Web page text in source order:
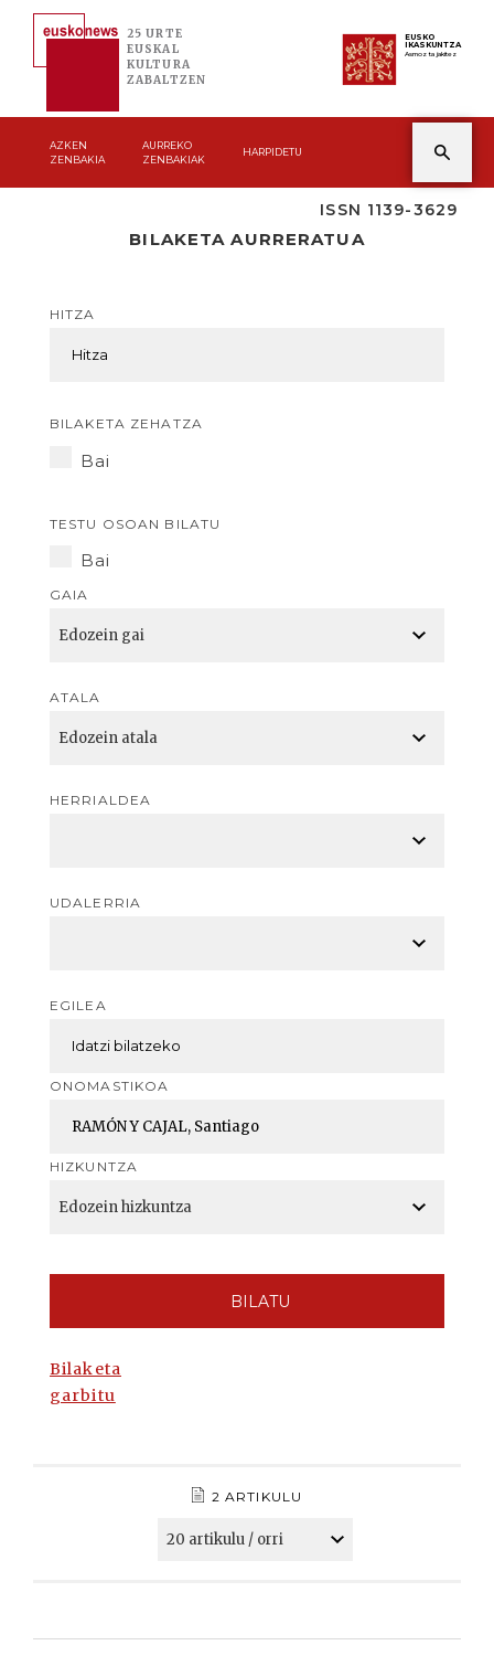
25 URTE
EUSKAL
KULTURA
ZABALTZEN
EUSKO
IKASKUNTZA
Asmoz ta jakitez
AZKEN
ZENBAKIA
AURREKO
ZENBAKIAK
HARPIDETU
ISSN 1139-3629
BILAKETA AURRERATUA
HITZA
BILAKETA ZEHATZA
Bai
TESTU OSOAN BILATU
Bai
GAIA
ATALA
HERRIALDEA
UDALERRIA
EGILEA
ONOMASTIKOA
HIZKUNTZA
BILATU
Bilaketa
garbitu
2 ARTIKULU